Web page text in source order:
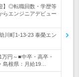
】◎転職回数・学歴等
らエンジニアデビュー
川町1-13-23 泰榮エン
円～■中卒・高卒・
島根県：月給19…